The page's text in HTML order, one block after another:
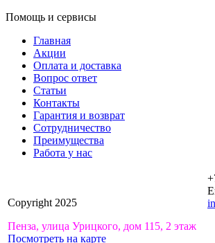
Помощь и сервисы
Главная
Акции
Оплата и доставка
Вопрос ответ
Статьи
Контакты
Гарантия и возврат
Сотрудничество
Преимущества
Работа у нас
Copyright 2025
Пенза, улица Урицкого, дом 115, 2 этаж
Посмотреть на карте